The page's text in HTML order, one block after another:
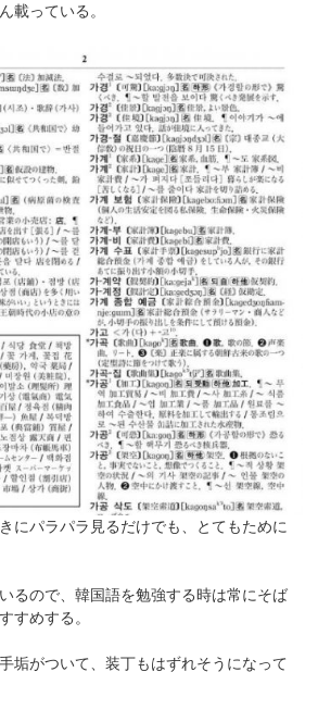
載っている。
にパラパラ見るだけでも、とてもために
るので、韓国語を勉強する時は常にそば
すめする。
垢がついて、装丁もはずれそうになって